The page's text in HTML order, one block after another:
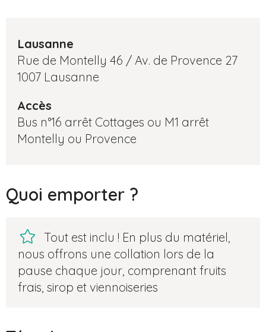
Lausanne
Rue de Montelly 46 / Av. de Provence 27
1007 Lausanne
Accès
Bus n°16 arrêt Cottages ou M1 arrêt
Montelly ou Provence
Quoi emporter ?
Tout est inclu ! En plus du matériel,
nous offrons une collation lors de la
pause chaque jour, comprenant fruits
frais, sirop et viennoiseries